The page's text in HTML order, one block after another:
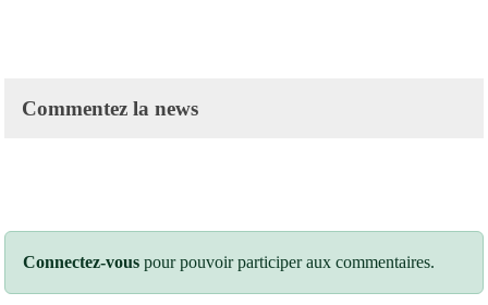
Commentez la news
Connectez-vous pour pouvoir participer aux commentaires.